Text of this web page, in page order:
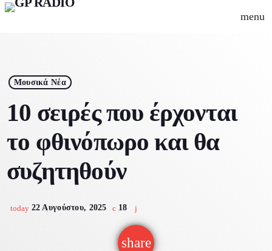
menu
play_arrow
Gpradio
Αρχική
Ψυχαγωγία
Μουσικά Νέα
Γρεβενά
Μουσικά Νέα
10 σειρές που έρχονται
το φθινόπωρο και θα
συζητηθούν
today 22 Αυγούστου, 2025 18
share
email